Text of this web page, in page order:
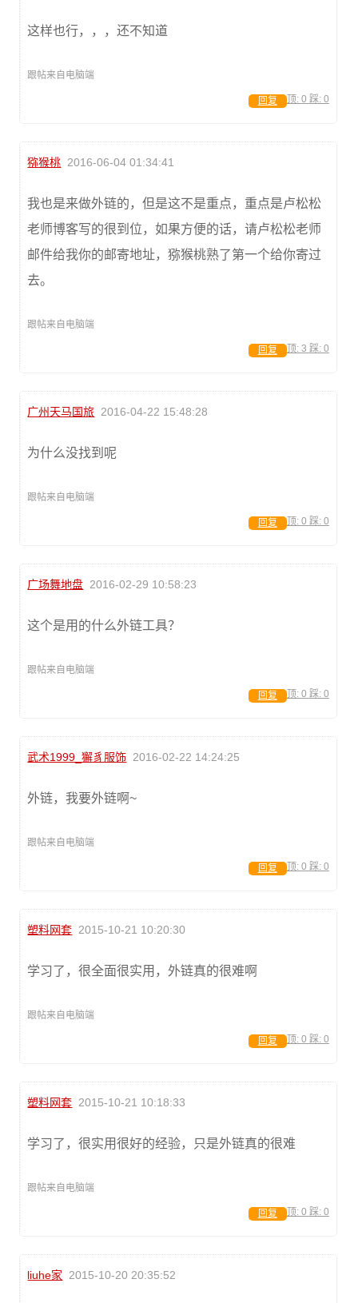
这样也行，，，还不知道
跟帖来自电脑端
顶: 0 踩: 0
回复
猕猴桃 2016-06-04 01:34:41
我也是来做外链的，但是这不是重点，重点是卢松松
老师博客写的很到位，如果方便的话，请卢松松老师
邮件给我你的邮寄地址，猕猴桃熟了第一个给你寄过
去。
跟帖来自电脑端
顶: 3 踩: 0
回复
广州天马国旅 2016-04-22 15:48:28
为什么没找到呢
跟帖来自电脑端
顶: 0 踩: 0
回复
广场舞地盘 2016-02-29 10:58:23
这个是用的什么外链工具？
跟帖来自电脑端
顶: 0 踩: 0
回复
武术1999_獬豸服饰 2016-02-22 14:24:25
外链，我要外链啊~
跟帖来自电脑端
顶: 0 踩: 0
回复
塑料网套 2015-10-21 10:20:30
学习了，很全面很实用，外链真的很难啊
跟帖来自电脑端
顶: 0 踩: 0
回复
塑料网套 2015-10-21 10:18:33
学习了，很实用很好的经验，只是外链真的很难
跟帖来自电脑端
顶: 0 踩: 0
回复
liuhe家 2015-10-20 20:35:52